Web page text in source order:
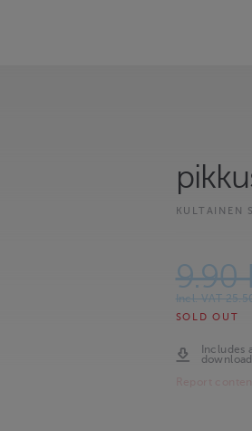
KULTAINEN
9.90
Incl. VAT
SOLD OUT
Includes
download